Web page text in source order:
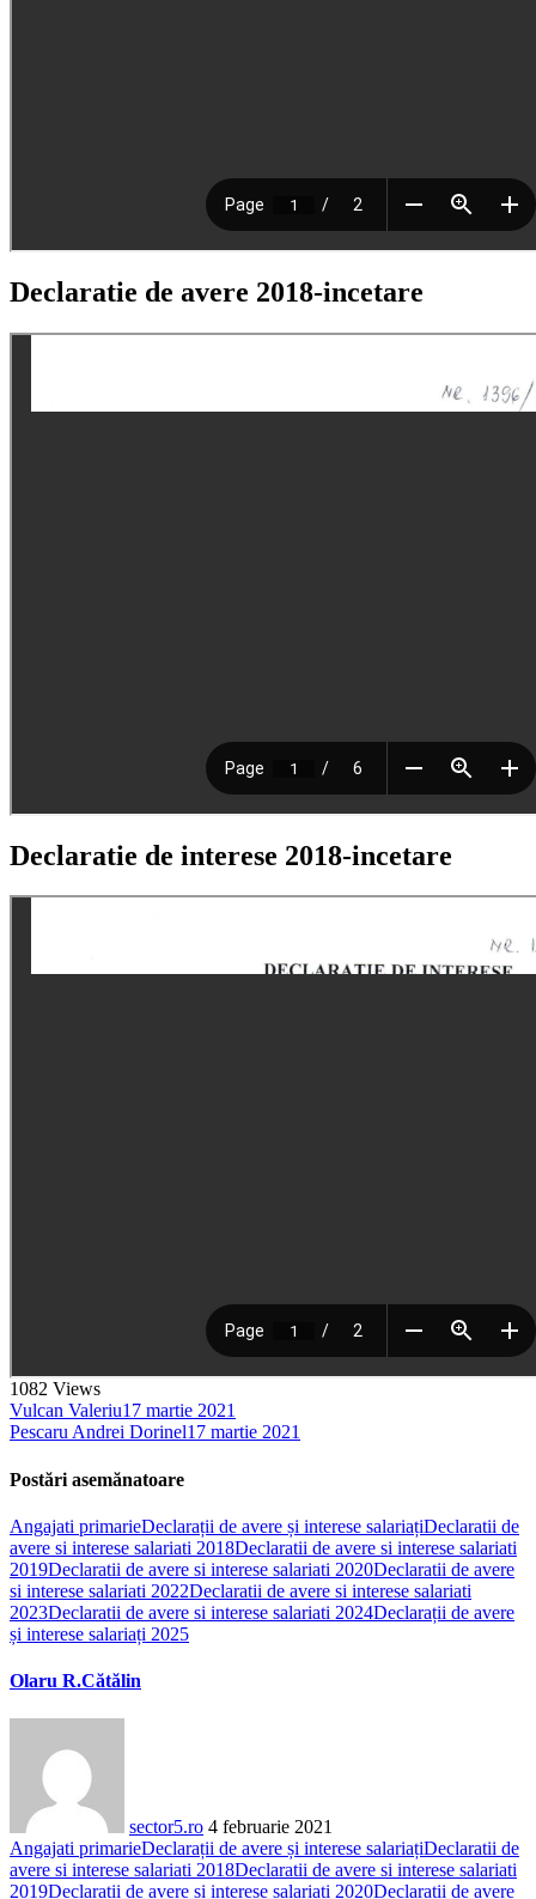
Declaratie de avere 2018-incetare
Declaratie de interese 2018-incetare
1082 Views
Vulcan Valeriu17 martie 2021
Pescaru Andrei Dorinel17 martie 2021
Postări asemănatoare
Angajati primarieDeclarații de avere și interese salariațiDeclaratii de
avere si interese salariati 2018Declaratii de avere si interese salariati
2019Declaratii de avere si interese salariati 2020Declaratii de avere
si interese salariati 2022Declaratii de avere si interese salariati
2023Declaratii de avere si interese salariati 2024Declarații de avere
și interese salariați 2025
Olaru R.Cătălin
sector5.ro 4 februarie 2021
Angajati primarieDeclarații de avere și interese salariațiDeclaratii de
avere si interese salariati 2018Declaratii de avere si interese salariati
2019Declaratii de avere si interese salariati 2020Declaratii de avere